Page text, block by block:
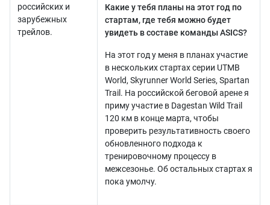
российских и
зарубежных
трейлов.
Какие у тебя планы на этот год по
стартам, где тебя можно будет
увидеть в составе команды ASICS?
На этот год у меня в планах участие
в нескольких стартах серии UTMB
World, Skyrunner World Series, Spartan
Trail. На российской беговой арене я
приму участие в Dagestan Wild Trail
120 км в конце марта, чтобы
проверить результативность своего
обновленного подхода к
тренировочному процессу в
межсезонье. Об остальных стартах я
пока умолчу.